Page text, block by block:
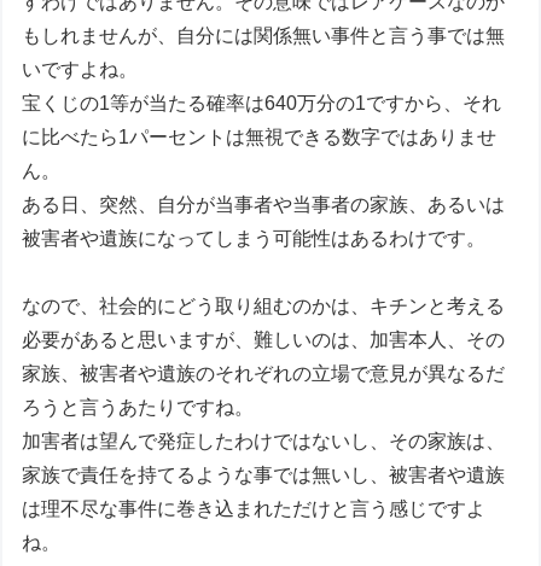
もしれませんが、自分には関係無い事件と言う事では無
いですよね。
宝くじの1等が当たる確率は640万分の1ですから、それ
に比べたら1パーセントは無視できる数字ではありませ
ん。
ある日、突然、自分が当事者や当事者の家族、あるいは
被害者や遺族になってしまう可能性はあるわけです。
なので、社会的にどう取り組むのかは、キチンと考える
必要があると思いますが、難しいのは、加害本人、その
家族、被害者や遺族のそれぞれの立場で意見が異なるだ
ろうと言うあたりですね。
加害者は望んで発症したわけではないし、その家族は、
家族で責任を持てるような事では無いし、被害者や遺族
は理不尽な事件に巻き込まれただけと言う感じですよ
ね。